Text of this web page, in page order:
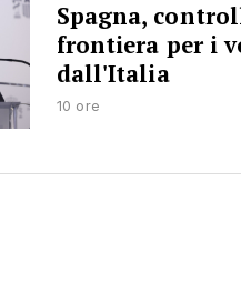
Spagna,
frontiera per i
dall'Italia
10 ore